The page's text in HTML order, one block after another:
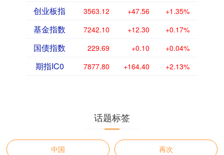
创业板指 3563.12 +47.56 +1.35%
基金指数 7242.10 +12.30 +0.17%
国债指数 229.69 +0.10 +0.04%
期指IC0 7877.80 +164.40 +2.13%
话题标签
中国 再次